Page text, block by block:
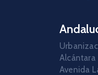
Alcántara
Avenida